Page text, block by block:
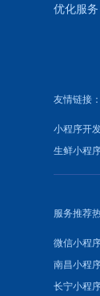
优化服
友情链接：
小程序开
生鲜小程
服务推荐
微信小程
南昌小程
长宁小程